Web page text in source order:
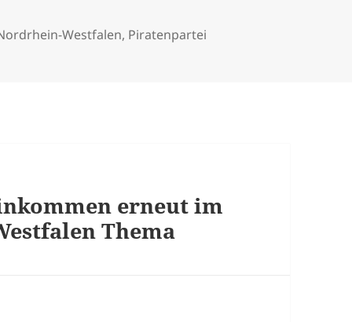
Westfalen, Piratenpartei
erneut im
Thema